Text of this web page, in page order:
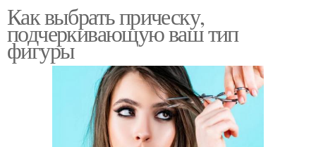
Как выбрать прическу,
подчеркивающую ваш тип
фигуры